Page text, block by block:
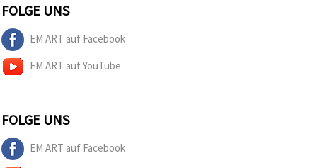
FOLGE UNS
EM ART auf Facebook
EM ART auf YouTube
FOLGE UNS
EM ART auf Facebook